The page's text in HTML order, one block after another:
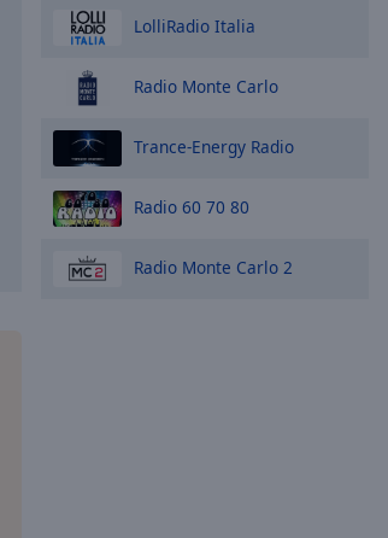
LolliRadio Italia
Radio Monte Carlo
Trance-Energy Radio
Radio 60 70 80
Radio Monte Carlo 2